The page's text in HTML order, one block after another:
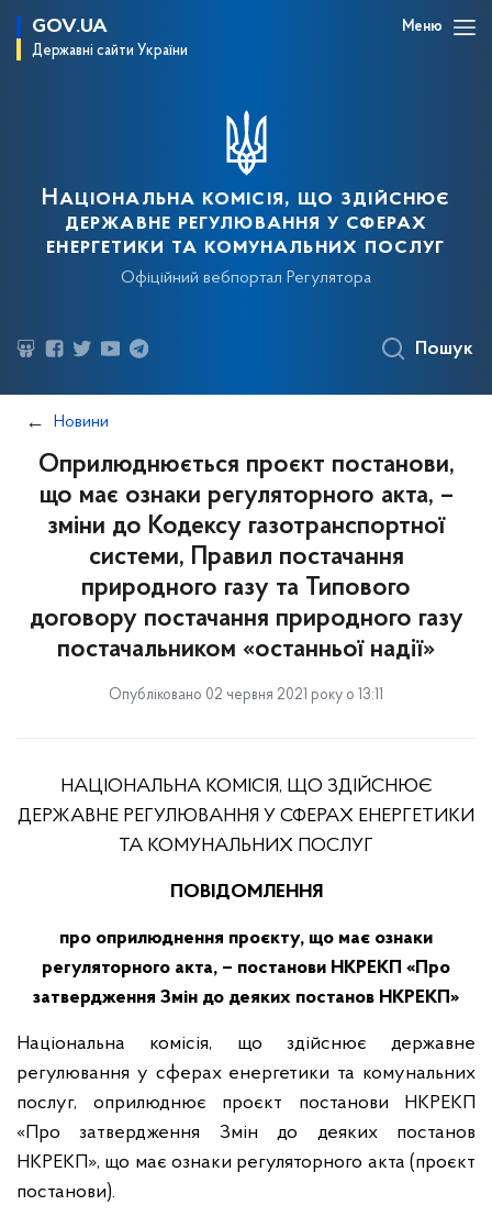
GOV.UA
Державні сайти України
Меню
Національна комісія, що здійснює
державне регулювання у сферах
енергетики та комунальних послуг
Офіційний вебпортал Регулятора
Пошук
Новини
Оприлюднюється проєкт постанови,
що має ознаки регуляторного акта, –
зміни до Кодексу газотранспортної
системи, Правил постачання
природного газу та Типового
договору постачання природного газу
постачальником «останньої надії»
Опубліковано 02 червня 2021 року о 13:11
НАЦІОНАЛЬНА КОМІСІЯ, ЩО ЗДІЙСНЮЄ
ДЕРЖАВНЕ РЕГУЛЮВАННЯ У СФЕРАХ ЕНЕРГЕТИКИ
ТА КОМУНАЛЬНИХ ПОСЛУГ
ПОВІДОМЛЕННЯ
про оприлюднення проєкту, що має ознаки
регуляторного акта, – постанови НКРЕКП «Про
затвердження Змін до деяких постанов НКРЕКП»
Національна комісія, що здійснює державне
регулювання у сферах енергетики та комунальних
послуг, оприлюднює проєкт постанови НКРЕКП
«Про затвердження Змін до деяких постанов
НКРЕКП», що має ознаки регуляторного акта (проєкт
постанови).